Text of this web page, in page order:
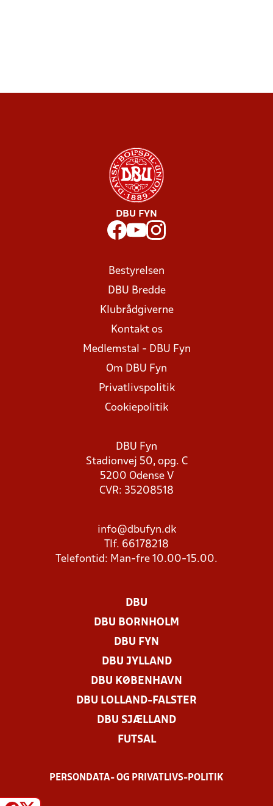
DBU FYN
Bestyrelsen
DBU Bredde
Klubrådgiverne
Kontakt os
Medlemstal - DBU Fyn
Om DBU Fyn
Privatlivspolitik
Cookiepolitik
DBU Fyn
Stadionvej 50, opg. C
5200 Odense V
CVR: 35208518
info@dbufyn.dk
Tlf. 66178218
Telefontid: Man-fre 10.00-15.00.
DBU
DBU BORNHOLM
DBU FYN
DBU JYLLAND
DBU KØBENHAVN
DBU LOLLAND-FALSTER
DBU SJÆLLAND
FUTSAL
PERSONDATA- OG PRIVATLIVS-POLITIK